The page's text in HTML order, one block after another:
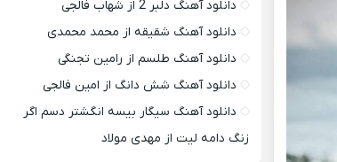
دانلود آهنگ دلبر 2 از شهاب فالجی
دانلود آهنگ شقیقه از محمد محمدی
دانلود آهنگ طلسم از رامین تجنگی
دانلود آهنگ شش دانگ از امین فالجی
دانلود آهنگ سیگار بیسه انگشتر دسم اگر
زنگ دامه لیت از مهدی مولاد